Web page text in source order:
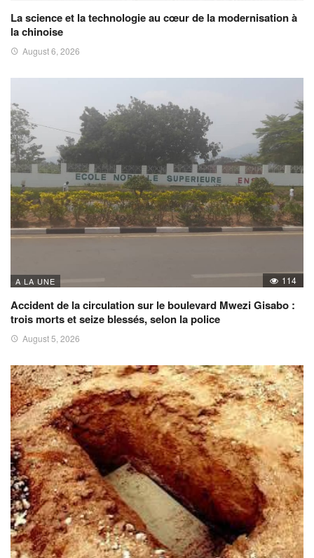
La science et la technologie au cœur de la modernisation à
la chinoise
August 6, 2026
A LA UNE 114
Accident de la circulation sur le boulevard Mwezi Gisabo :
trois morts et seize blessés, selon la police
August 5, 2026